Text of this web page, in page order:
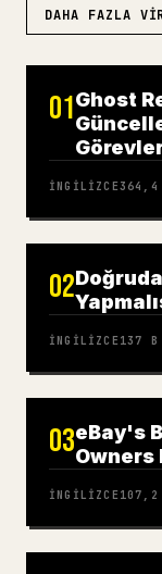
DAHA FAZLA
01Ghost
İNGILIZCE364,4
02
İNGILIZCE 137 B
03eBay's
Owners
İNGILIZCE 107,2